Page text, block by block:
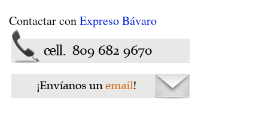
Contactar conExpreso Bávaro